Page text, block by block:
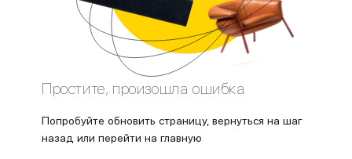
Простите, произошла ошибка
Попробуйте обновить страницу, вернуться на шаг
назад или перейти на главную